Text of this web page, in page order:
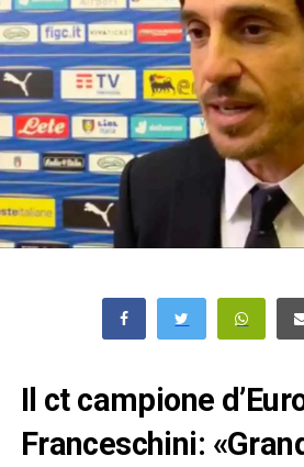
Il ct campione
Franceschini: